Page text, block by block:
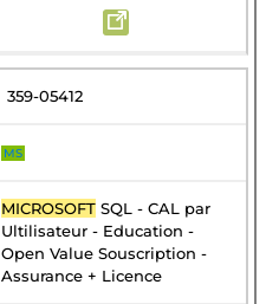
359-05412
MS
MICROSOFT SQL - CAL par
Ultilisateur - Education -
Open Value Souscription -
Assurance + Licence